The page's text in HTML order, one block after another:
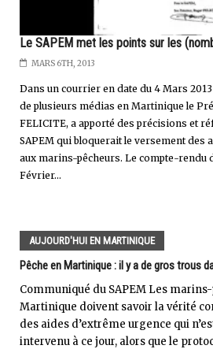
Le SAPEM met les points sur les
MARS 6TH, 2013
Dans un courrier en date du 4 Mars
de plusieurs médias en Martinique le
FELICITE, a apporté des précisions et
SAPEM qui bloquerait le versement des
aux marins-pêcheurs. Le compte-rendu
Février...
AUJOURD'HUI EN MARTINIQUE
Pêche en Martinique : il y a de gros trous
Communiqué du SAPEM Les
Martinique doivent savoir la vérité
des aides d’extrême urgence qui
intervenu à ce jour, alors que le